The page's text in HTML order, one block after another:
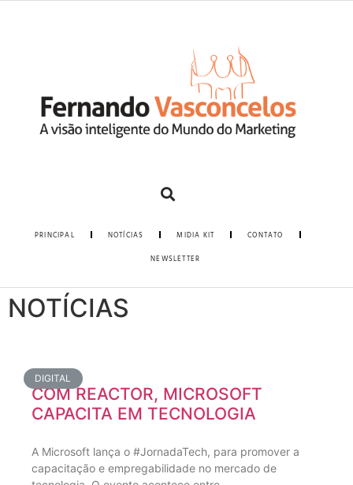
PRINCIPAL NOTÍCIAS MIDIA KIT CONTATO
NEWSLETTER
NOTÍCIAS
DIGITAL
COM REACTOR, MICROSOFT
CAPACITA EM TECNOLOGIA
A Microsoft lança o #JornadaTech, para promover a
capacitação e empregabilidade no mercado de